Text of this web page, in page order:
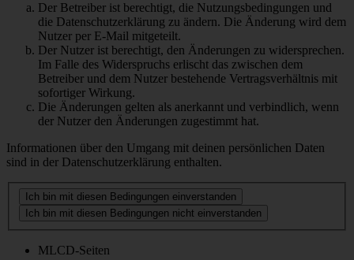
Der Betreiber ist berechtigt, die Nutzungsbedingungen und
die Datenschutzerklärung zu ändern. Die Änderung wird dem
Nutzer per E-Mail mitgeteilt.
Der Nutzer ist berechtigt, den Änderungen zu widersprechen.
Im Falle des Widerspruchs erlischt das zwischen dem
Betreiber und dem Nutzer bestehende Vertragsverhältnis mit
sofortiger Wirkung.
Die Änderungen gelten als anerkannt und verbindlich, wenn
der Nutzer den Änderungen zugestimmt hat.
Informationen über den Umgang mit deinen persönlichen Daten
sind in der Datenschutzerklärung enthalten.
MLCD-Seiten